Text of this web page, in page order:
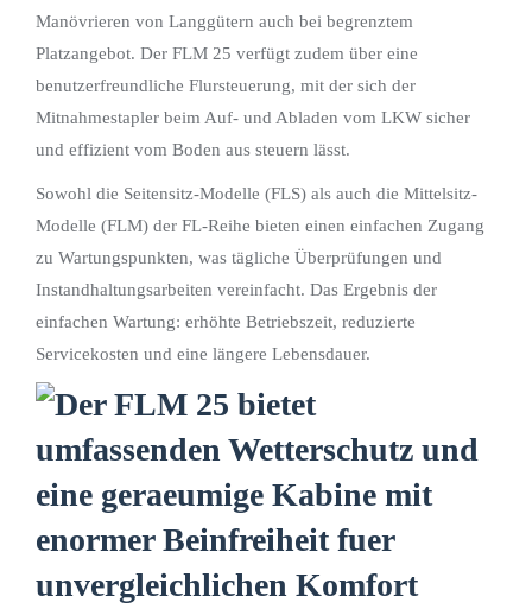
Manövrieren von Langgütern auch bei begrenztem
Platzangebot. Der FLM 25 verfügt zudem über eine
benutzerfreundliche Flursteuerung, mit der sich der
Mitnahmestapler beim Auf- und Abladen vom LKW sicher
und effizient vom Boden aus steuern lässt.
Sowohl die Seitensitz-Modelle (FLS) als auch die Mittelsitz-
Modelle (FLM) der FL-Reihe bieten einen einfachen Zugang
zu Wartungspunkten, was tägliche Überprüfungen und
Instandhaltungsarbeiten vereinfacht. Das Ergebnis der
einfachen Wartung: erhöhte Betriebszeit, reduzierte
Servicekosten und eine längere Lebensdauer.